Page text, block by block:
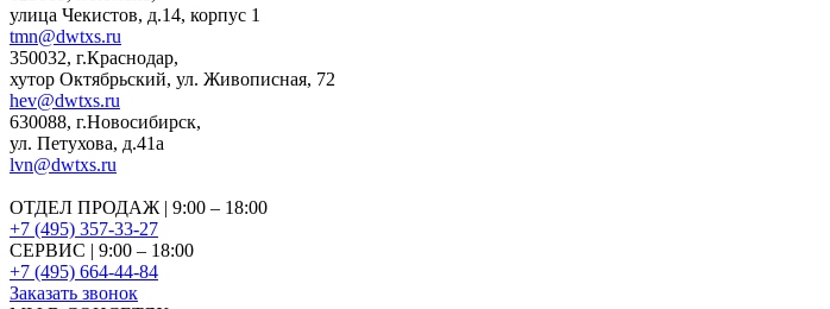
улица Чекистов, д.14, корпус 1
tmn@dwtxs.ru
350032, г.Краснодар,
хутор Октябрьский, ул. Живописная, 72
hev@dwtxs.ru
630088, г.Новосибирск,
ул. Петухова, д.41а
lvn@dwtxs.ru
ОТДЕЛ ПРОДАЖ | 9:00 – 18:00
+7 (495) 357-33-27
СЕРВИС | 9:00 – 18:00
+7 (495) 664-44-84
Заказать звонок